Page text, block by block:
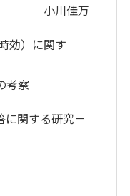
万
効）に関す
察
関する研究－